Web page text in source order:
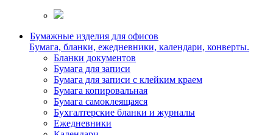
Бумажные изделия для офисов
Бумага, бланки, ежедневники, календари, конверты.
Бланки документов
Бумага для записи
Бумага для записи с клейким краем
Бумага копировальная
Бумага самоклеящаяся
Бухгалтерские бланки и журналы
Ежедневники